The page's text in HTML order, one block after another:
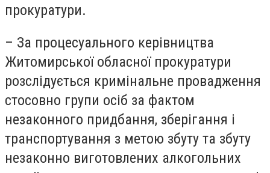
прокуратури.
– За процесуального керівництва
Житомирської обласної прокуратури
розслідується кримінальне провадження
стосовно групи осіб за фактом
незаконного придбання, зберігання і
транспортування з метою збуту та збуту
незаконно виготовлених алкогольних